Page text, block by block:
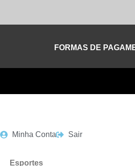
FORMAS DE
Minha Conta Sair
Esportes